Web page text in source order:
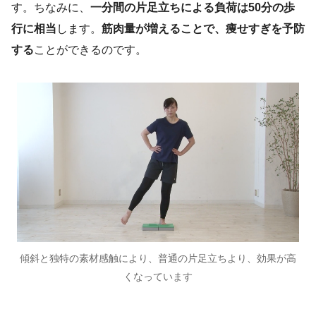
す。ちなみに、 一分間の片足立ちによる負荷は50分の歩
行に相当 します。 筋肉量が増えることで、痩せすぎを予防
することができるのです。
傾斜と独特の素材感触により、普通の片足立ちより、効果が高
くなっています